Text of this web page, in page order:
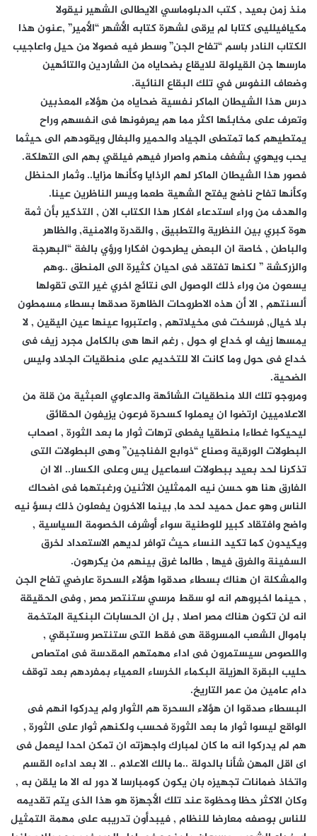
منذ زمن بعيد , كتب الدبلوماسي الايطالى الشهير نيقولا
مكيافيلليى كتابا لم يرقى لشهرة كتابه الأشهر “الأمير” ,عنون هذا
الكتاب النادر باسم “تفاح الجن” وسطر فيه فصولا من حيل واعاجيب
مارسها جن القيلولة للايقاع بضحاياه من الشاردين والتائهين
وضعاف النفوس في تلك البقاع النائية.
درس هذا الشيطان الماكر نفسية ضحاياه من هؤلاء المعذبين
وتعرف على مخابئها اكثر مما هم يعرفونها فى انفسهم وراح
يمتطيهم كما تمتطى الجياد والحمير والبغال ويقودهم الى حيثما
يحب ويهوي بشغف منهم واصرار فيهم فيلقي بهم الى التهلكة.
فصور هذا الشيطان الماكر لهم الرذايا وكأنها مزايا.. وثمار الحنظل
وكأنها تفاح ناضج يفتح الشهية طعما ويسر الناظرين عينا.
والهدف من وراء استدعاء افكار هذا الكتاب الان , التذكير بأن ثمة
هوة كبري بين النظرية والتطبيق , والقدرة والامنية, والظاهر
والباطن , خاصة ان البعض يطرحون افكارا ورؤي بالغة “البهرجة
والزركشة ” لكنها تفتقد فى احيان كثيرة الى المنطق ..وهم
يسعون من وراء ذلك الوصول الى نتائج اخري غير التى تقولها
ألسنتهم , الا أن هذه الاطروحات الظاهرة صدقها بسطاء مسمطون
بلا خيال, فرسخت فى مخيلاتهم , واعتبروا عينها عين اليقين , لا
يمسها زيف او خداع او حول , رغم انها هى بالكامل مجرد زيف فى
خداع فى حول وما كانت الا للتخديم على منطقيات الجلاد وليس
الضحية.
ومروجو تلك اللا منطقيات الشائهة والدعاوي العبثية من قلة من
الاعلاميين ارتضوا ان يعملوا كسحرة فرعون يزيفون الحقائق
ليحيكوا غطاءا منطقيا يغطى ترهات ثوار ما بعد الثورة , اصحاب
البطولات الورقية وصناع “ذوابع الفناجين” وهى البطولات التى
تذكرنا لحد بعيد ببطولات اسماعيل يس وعلى الكسار.. الا ان
الفارق هنا هو حسن نيه الممثلين الاثنين ورغبتهما فى اضحاك
الناس وهو عمل حميد لحد ما, بينما الاخرون يفعلون ذلك بسؤ نيه
واضح وافتقاد كبير للوطنية سواء أوشرف الخصومة السياسية ,
ويكيدون كما تكيد النساء حيث توافر لديهم الاستعداد لخرق
السفينة والغرق فيها , طالما غرق بينهم من يكرهون.
والمشكلة ان هناك بسطاء صدقوا هؤلاء السحرة عارضي تفاح الجن
, حينما اخبروهم انه لو سقط مرسي ستنتصر مصر , وفى الحقيقة
انه لن تكون هناك مصر اصلا , بل ان الحسابات البنكية المتخمة
باموال الشعب المسروقة هى فقط التى ستنتصر وستبقي ,
واللصوص سيستمرون فى اداء مهمتهم المقدسة فى امتصاص
حليب البقرة الهزيلة البكماء الخرساء العمياء بمفردهم بعد توقف
دام عامين من عمر التاريخ.
البسطاء صدقوا ان هؤلاء السحرة هم الثوار ولم يدركوا انهم فى
الواقع ليسوا ثوار ما بعد الثورة فحسب ولكنهم ثوار على الثورة ,
هم لم يدركوا انه ما كان لمبارك واجهزته ان تمكن احدا ليعمل فى
اى اقل المهن شأنا بالدولة ..ما بالك الاعلام .. الا بعد اداءه القسم
واتخاذ ضمانات تجهيزه بان يكون كومبارسا لا دور له الا ما يلقن به ,
وكان الاكثر حظا وحظوة عند تلك الأجهزة هو هذا الذى يتم تقديمه
للناس بوصفه معارضا للنظام , فيبدأون تدريبه على مهمة التمثيل